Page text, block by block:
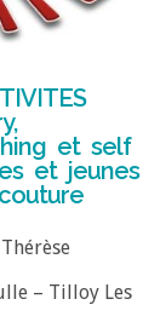
et self
et jeunes
– Tilloy Les